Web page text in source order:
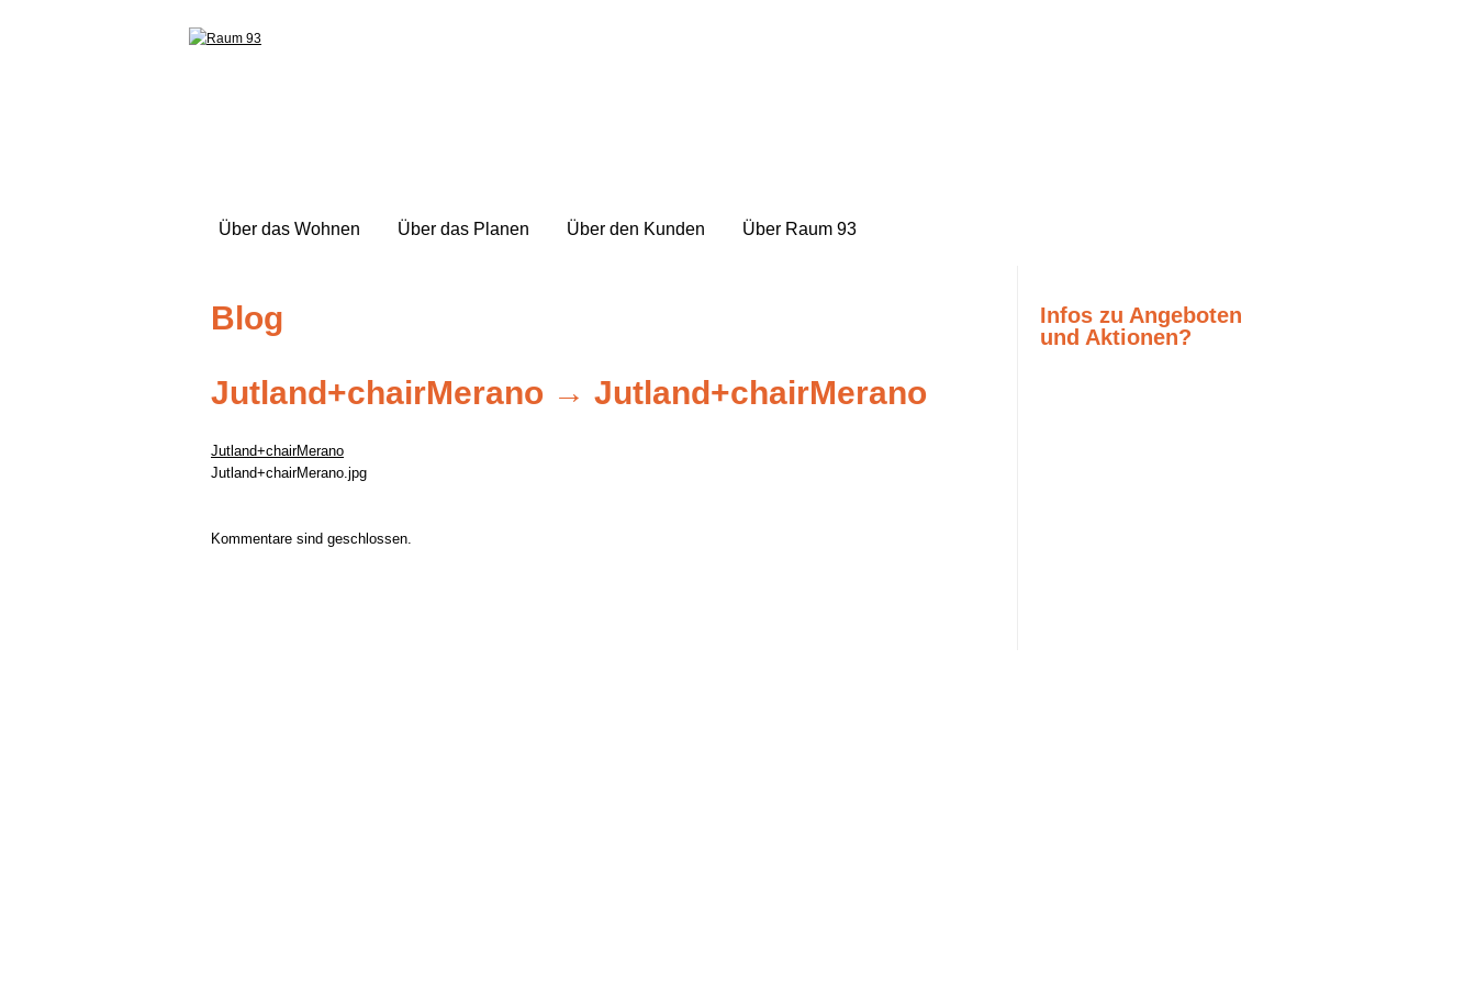
Über das Wohnen Über das Planen Über den Kunden Über Raum 93
Blog
Jutland+chairMerano → Jutland+chairMerano
Jutland+chairMerano
Jutland+chairMerano.jpg
Kommentare sind geschlossen.
Infos zu Angeboten
und Aktionen?